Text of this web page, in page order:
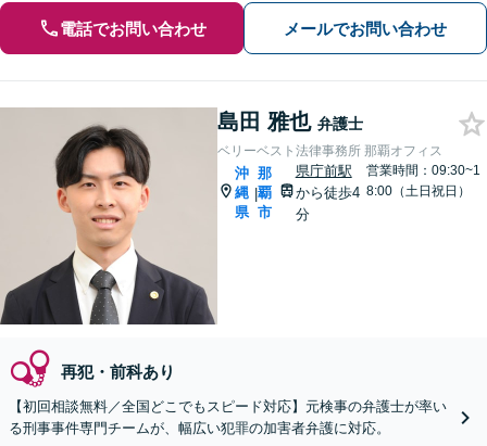
電話でお問い合わせ メールでお問い合わせ
島田 雅也 弁護士
ベリーベスト法律事務所 那覇オフィス
沖
縄
県
|
那
覇
市
県庁前駅
から徒歩4
分
営業時間：09:30~1
8:00（土日祝日）
再犯・前科あり
【初回相談無料／全国どこでもスピード対応】元検事の弁護士が率い
る刑事事件専門チームが、幅広い犯罪の加害者弁護に対応。